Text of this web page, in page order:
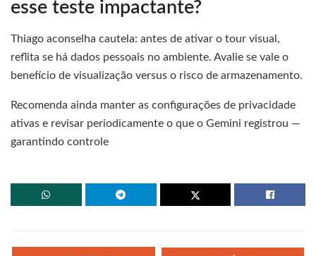
esse teste impactante?
Thiago aconselha cautela: antes de ativar o tour visual,
reflita se há dados pessoais no ambiente. Avalie se vale o
benefício de visualização versus o risco de armazenamento.
Recomenda ainda manter as configurações de privacidade
ativas e revisar periodicamente o que o Gemini registrou —
garantindo controle